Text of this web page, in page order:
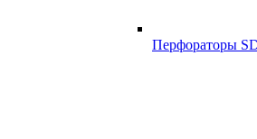
Перфораторы